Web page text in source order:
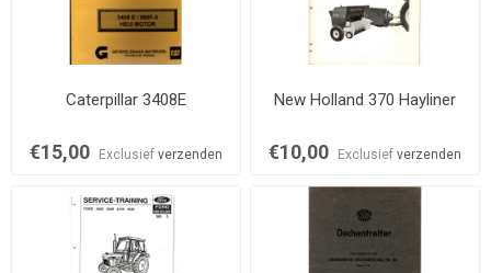
Caterpillar 3408E
€15,00 Exclusief verzenden
New Holland 370 Hayliner
€10,00 Exclusiefverzenden